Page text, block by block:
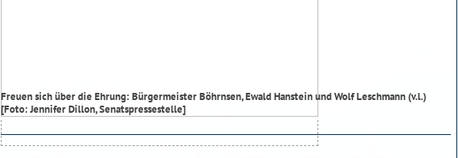
Freuen sich über die Ehrung: Bürgermeister Böhrnsen, Ewald Hanstein und Wolf Leschmann (v.l.)
[Foto: Jennifer Dillon, Senatspressestelle]